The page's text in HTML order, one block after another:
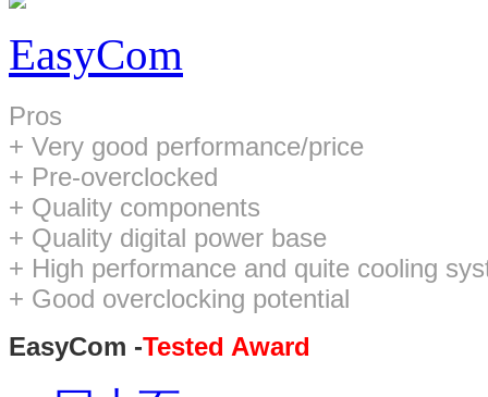
EasyCom
Pros
+ Very good performance/price
+ Pre-overclocked
+ Quality components
+ Quality digital power base
+ High performance and quite cooling
+ Good overclocking potential
EasyCom -Tested Award